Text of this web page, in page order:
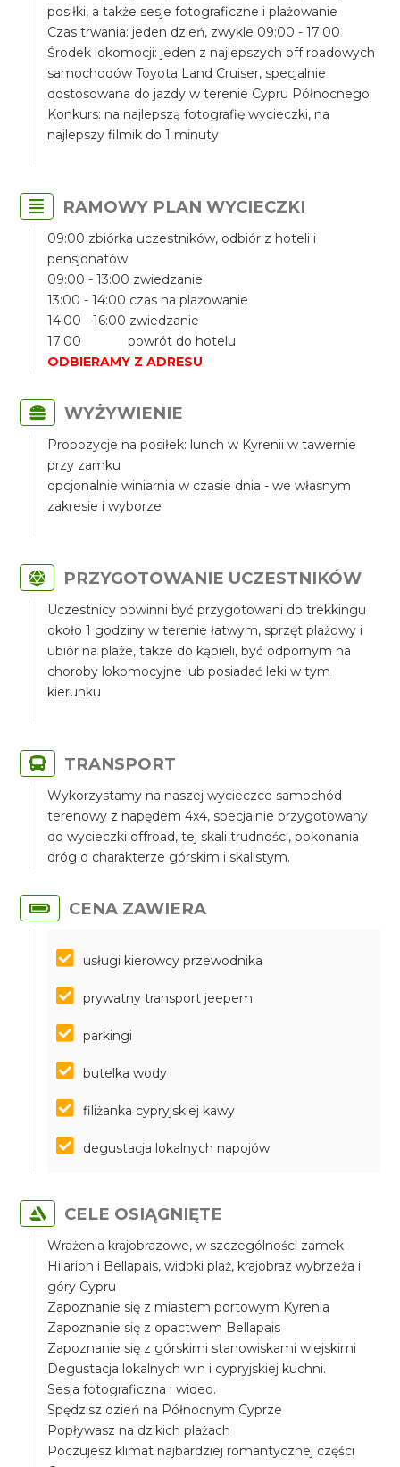
posiłki, a także sesje fotograficzne i plażowanie
Czas trwania: jeden dzień, zwykle 09:00 - 17:00
Środek lokomocji: jeden z najlepszych off roadowych
samochodów Toyota Land Cruiser, specjalnie
dostosowana do jazdy w terenie Cypru Północnego.
Konkurs: na najlepszą fotografię wycieczki, na
najlepszy filmik do 1 minuty
RAMOWY PLAN WYCIECZKI
09:00 zbiórka uczestników, odbiór z hoteli i
pensjonatów
09:00 - 13:00 zwiedzanie
13:00 - 14:00 czas na plażowanie
14:00 - 16:00 zwiedzanie
17:00 powrót do hotelu
ODBIERAMY Z ADRESU
WYŻYWIENIE
Propozycje na posiłek: lunch w Kyrenii w tawernie
przy zamku
opcjonalnie winiarnia w czasie dnia - we własnym
zakresie i wyborze
PRZYGOTOWANIE UCZESTNIKÓW
Uczestnicy powinni być przygotowani do trekkingu
około 1 godziny w terenie łatwym, sprzęt plażowy i
ubiór na plaże, także do kąpieli, być odpornym na
choroby lokomocyjne lub posiadać leki w tym
kierunku
TRANSPORT
Wykorzystamy na naszej wycieczce samochód
terenowy z napędem 4x4, specjalnie przygotowany
do wycieczki offroad, tej skali trudności, pokonania
dróg o charakterze górskim i skalistym.
CENA ZAWIERA
usługi kierowcy przewodnika
prywatny transport jeepem
parkingi
butelka wody
filiżanka cypryjskiej kawy
degustacja lokalnych napojów
CELE OSIĄGNIĘTE
Wrażenia krajobrazowe, w szczególności zamek
Hilarion i Bellapais, widoki plaż, krajobraz wybrzeża i
góry Cypru
Zapoznanie się z miastem portowym Kyrenia
Zapoznanie się z opactwem Bellapais
Zapoznanie się z górskimi stanowiskami wiejskimi
Degustacja lokalnych win i cypryjskiej kuchni.
Sesja fotograficzna i wideo.
Spędzisz dzień na Północnym Cyprze
Popływasz na dzikich plażach
Poczujesz klimat najbardziej romantycznej części